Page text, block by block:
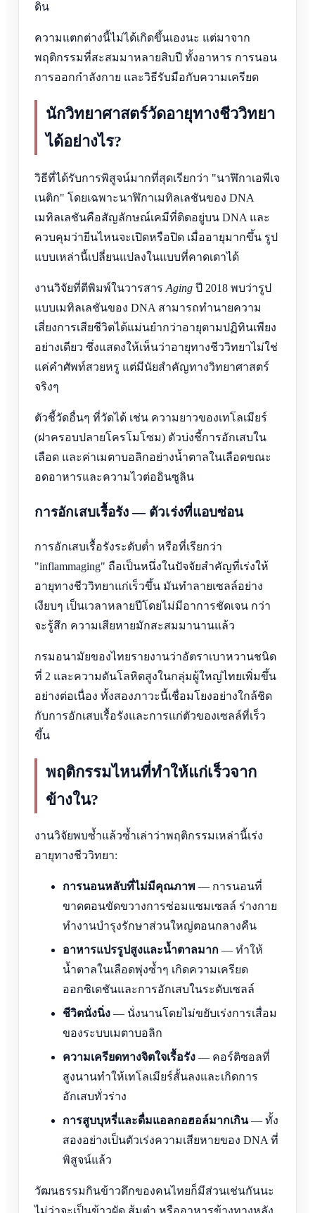
ดิน
ความแตกต่างนี้ไม่ได้เกิดขึ้นเองนะ แต่มาจาก
พฤติกรรมที่สะสมมาหลายสิบปี ทั้งอาหาร การนอน
การออกกำลังกาย และวิธีรับมือกับความเครียด
นักวิทยาศาสตร์วัดอายุทางชีววิทยา
ได้อย่างไร?
วิธีที่ได้รับการพิสูจน์มากที่สุดเรียกว่า "นาฬิกาเอพีเจ
เนติก" โดยเฉพาะนาฬิกาเมทิลเลชันของ DNA
เมทิลเลชันคือสัญลักษณ์เคมีที่ติดอยู่บน DNA และ
ควบคุมว่ายีนไหนจะเปิดหรือปิด เมื่ออายุมากขึ้น รูป
แบบเหล่านี้เปลี่ยนแปลงในแบบที่คาดเดาได้
งานวิจัยที่ตีพิมพ์ในวารสาร Aging ปี 2018 พบว่ารูป
แบบเมทิลเลชันของ DNA สามารถทำนายความ
เสี่ยงการเสียชีวิตได้แม่นยำกว่าอายุตามปฏิทินเพียง
อย่างเดียว ซึ่งแสดงให้เห็นว่าอายุทางชีววิทยาไม่ใช่
แค่คำศัพท์สวยหรู แต่มีนัยสำคัญทางวิทยาศาสตร์
จริงๆ
ตัวชี้วัดอื่นๆ ที่วัดได้ เช่น ความยาวของเทโลเมียร์
(ฝาครอบปลายโครโมโซม) ตัวบ่งชี้การอักเสบใน
เลือด และค่าเมตาบอลิกอย่างน้ำตาลในเลือดขณะ
อดอาหารและความไวต่ออินซูลิน
การอักเสบเรื้อรัง — ตัวเร่งที่แอบซ่อน
การอักเสบเรื้อรังระดับต่ำ หรือที่เรียกว่า
"inflammaging" ถือเป็นหนึ่งในปัจจัยสำคัญที่เร่งให้
อายุทางชีววิทยาแก่เร็วขึ้น มันทำลายเซลล์อย่าง
เงียบๆ เป็นเวลาหลายปีโดยไม่มีอาการชัดเจน กว่า
จะรู้สึก ความเสียหายมักสะสมมานานแล้ว
กรมอนามัยของไทยรายงานว่าอัตราเบาหวานชนิด
ที่ 2 และความดันโลหิตสูงในกลุ่มผู้ใหญ่ไทยเพิ่มขึ้น
อย่างต่อเนื่อง ทั้งสองภาวะนี้เชื่อมโยงอย่างใกล้ชิด
กับการอักเสบเรื้อรังและการแก่ตัวของเซลล์ที่เร็ว
ขึ้น
พฤติกรรมไหนที่ทำให้แก่เร็วจาก
ข้างใน?
งานวิจัยพบซ้ำแล้วซ้ำเล่าว่าพฤติกรรมเหล่านี้เร่ง
อายุทางชีววิทยา:
การนอนหลับที่ไม่มีคุณภาพ — การนอนที่
ขาดตอนขัดขวางการซ่อมแซมเซลล์ ร่างกาย
ทำงานบำรุงรักษาส่วนใหญ่ตอนกลางคืน
อาหารแปรรูปสูงและน้ำตาลมาก — ทำให้
น้ำตาลในเลือดพุ่งซ้ำๆ เกิดความเครียด
ออกซิเดชันและการอักเสบในระดับเซลล์
ชีวิตนั่งนิ่ง — นั่งนานโดยไม่ขยับเร่งการเสื่อม
ของระบบเมตาบอลิก
ความเครียดทางจิตใจเรื้อรัง — คอร์ติซอลที่
สูงนานทำให้เทโลเมียร์สั้นลงและเกิดการ
อักเสบทั่วร่าง
การสูบบุหรี่และดื่มแอลกอฮอล์มากเกิน— ทั้ง
สองอย่างเป็นตัวเร่งความเสียหายของ DNA ที่
พิสูจน์แล้ว
วัฒนธรรมกินข้าวดึกของคนไทยก็มีส่วนเช่นกันนะ
ไม่ว่าจะเป็นข้าวผัด ส้มตำ หรืออาหารข้างทางหลัง